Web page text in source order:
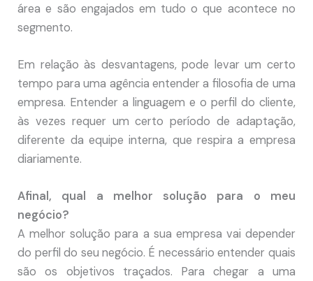
área e são engajados em tudo o que acontece no
segmento.
Em relação às desvantagens, pode levar um certo
tempo para uma agência entender a filosofia de uma
empresa. Entender a linguagem e o perfil do cliente,
às vezes requer um certo período de adaptação,
diferente da equipe interna, que respira a empresa
diariamente.
Afinal, qual a melhor solução para o meu
negócio?
A melhor solução para a sua empresa vai depender
do perfil do seu negócio. É necessário entender quais
são os objetivos traçados. Para chegar a uma